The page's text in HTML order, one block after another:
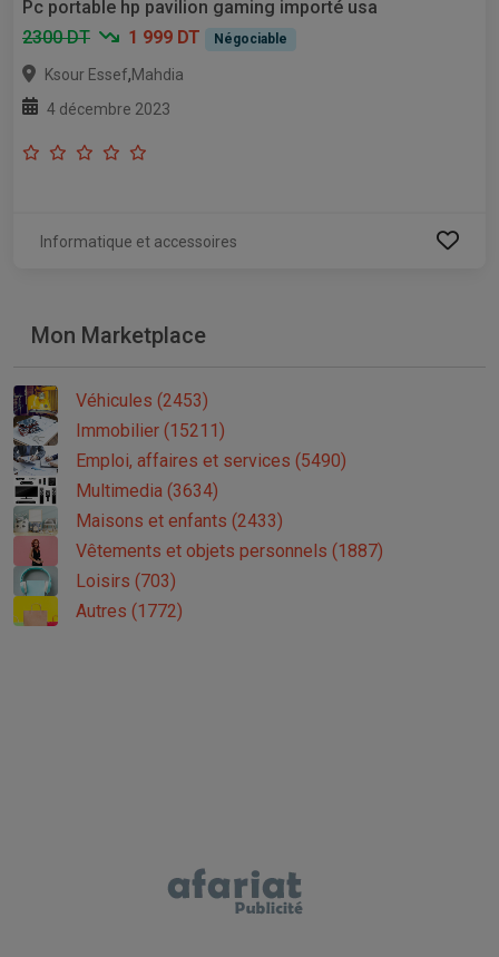
Pc portable hp pavilion gaming importé usa
2300 DT
1 999 DT Négociable
Ksour Essef,Mahdia
4 décembre 2023
Informatique et accessoires
Mon Marketplace
Véhicules (2453)
Immobilier (15211)
Emploi, affaires et services (5490)
Multimedia (3634)
Maisons et enfants (2433)
Vêtements et objets personnels (1887)
Loisirs (703)
Autres (1772)